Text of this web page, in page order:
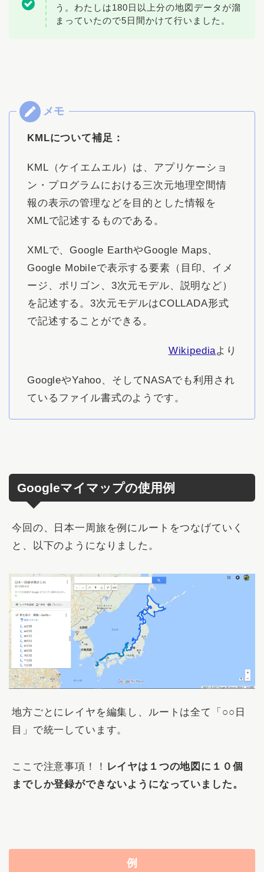
う。わたしは180日以上分の地図データが溜
まっていたので5日間かけて行いました。
KMLについて補足：
KML（ケイエムエル）は、アプリケーショ
ン・プログラムにおける三次元地理空間情
報の表示の管理などを目的とした情報を
XMLで記述するものである。
XMLで、Google EarthやGoogle Maps、
Google Mobileで表示する要素（目印、イメ
ージ、ポリゴン、3次元モデル、説明など）
を記述する。3次元モデルはCOLLADA形式
で記述することができる。
Wikipediaより
GoogleやYahoo、そしてNASAでも利用され
ているファイル書式のようです。
Googleマイマップの使用例
今回の、日本一周旅を例にルートをつなげていく
と、以下のようになりました。
地方ごとにレイヤを編集し、ルートは全て「○○日
目」で統一しています。
ここで注意事項！！ レイヤは１つの地図に１０個
までしか登録ができないようになっていました。
例